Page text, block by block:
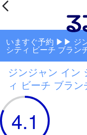
いますぐ予約 ▶▶ ジ
シティ ビーチ ブラン
ジンジャン イン
ィ ビーチ ブラ
4.1